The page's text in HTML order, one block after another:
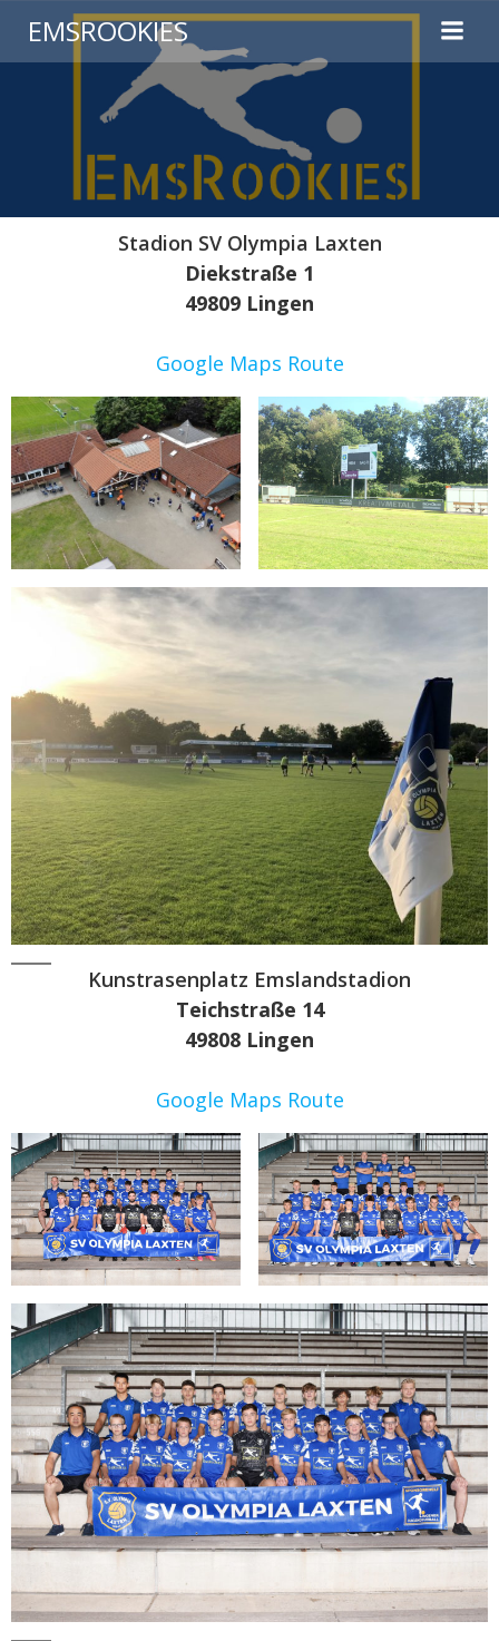
EMSROOKIES
Stadion SV Olympia Laxten
Diekstraße 1
49809 Lingen
Google Maps Route
Kunstrasenplatz Emslandstadion
Teichstraße 14
49808 Lingen
Google Maps Route